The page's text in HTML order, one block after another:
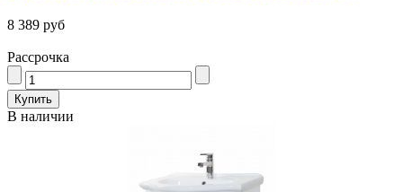
8 389 руб
Рассрочка
В наличии